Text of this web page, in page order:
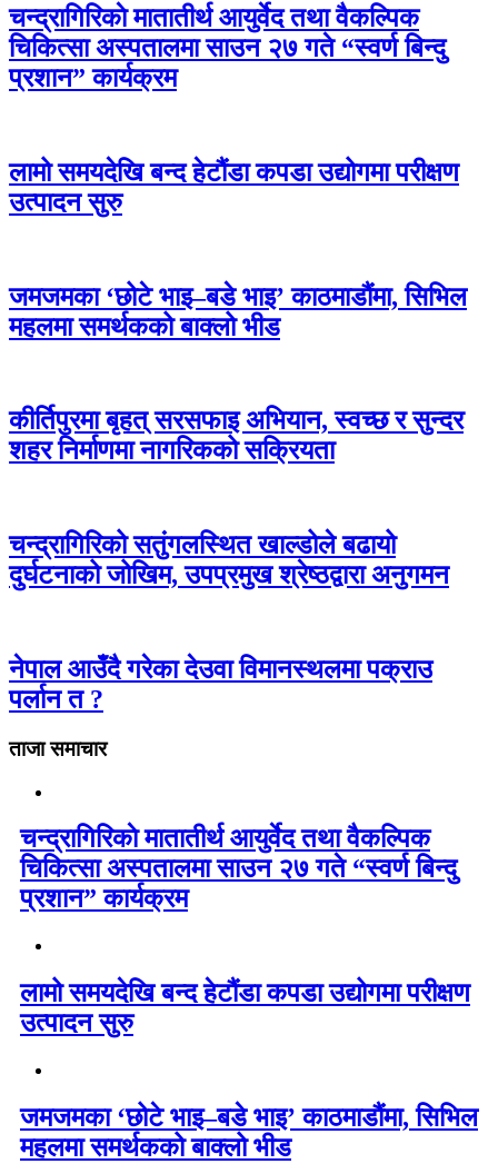
चन्द्रागिरिकाे मातातीर्थ आयुर्वेद तथा वैकल्पिक
चिकित्सा अस्पतालमा साउन २७ गते “स्वर्ण बिन्दु
प्रशान” कार्यक्रम
लामो समयदेखि बन्द हेटौंडा कपडा उद्योगमा परीक्षण
उत्पादन सुरु
जमजमका ‘छोटे भाइ–बडे भाइ’ काठमाडौंमा, सिभिल
महलमा समर्थकको बाक्लो भीड
कीर्तिपुरमा बृहत् सरसफाइ अभियान, स्वच्छ र सुन्दर
शहर निर्माणमा नागरिकको सक्रियता
चन्द्रागिरिको सतुंगलस्थित खाल्डोले बढायो
दुर्घटनाको जोखिम, उपप्रमुख श्रेष्ठद्वारा अनुगमन
नेपाल आउँदै गरेका देउवा विमानस्थलमा पक्राउ
पर्लान त ?
ताजा समाचार
चन्द्रागिरिकाे मातातीर्थ आयुर्वेद तथा वैकल्पिक
चिकित्सा अस्पतालमा साउन २७ गते “स्वर्ण बिन्दु
प्रशान” कार्यक्रम
लामो समयदेखि बन्द हेटौंडा कपडा उद्योगमा परीक्षण
उत्पादन सुरु
जमजमका ‘छोटे भाइ–बडे भाइ’ काठमाडौंमा, सिभिल
महलमा समर्थकको बाक्लो भीड